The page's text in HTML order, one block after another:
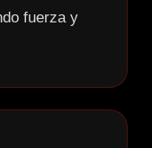
fuerza y